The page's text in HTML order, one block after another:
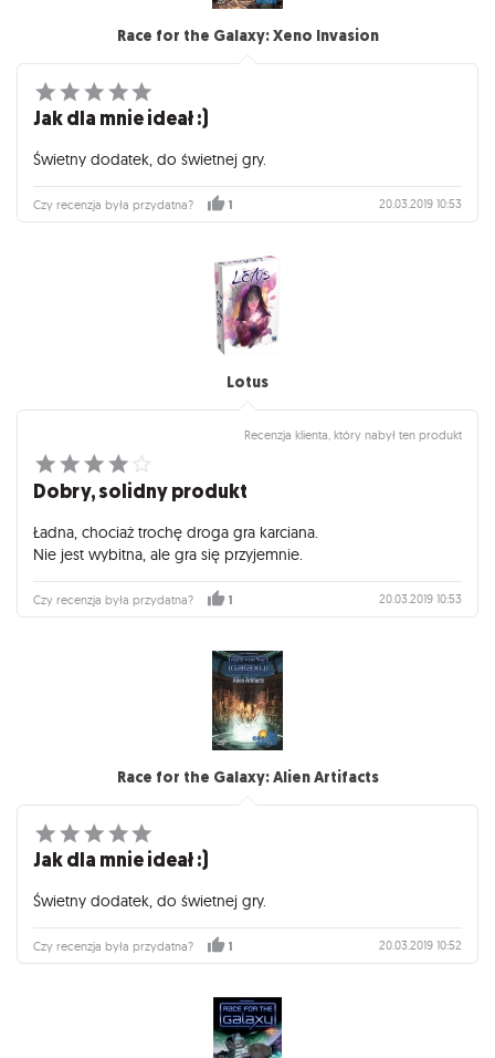
Race for the Galaxy: Xeno Invasion
Jak dla mnie ideał :)
Świetny dodatek, do świetnej gry.
Czy recenzja była przydatna? 1 20.03.2019 10:53
Lotus
Recenzja klienta, który nabył ten produkt
Dobry, solidny produkt
Ładna, chociaż trochę droga gra karciana.
Nie jest wybitna, ale gra się przyjemnie.
Czy recenzja była przydatna? 1 20.03.2019 10:53
Race for the Galaxy: Alien Artifacts
Jak dla mnie ideał :)
Świetny dodatek, do świetnej gry.
Czy recenzja była przydatna? 1 20.03.2019 10:52